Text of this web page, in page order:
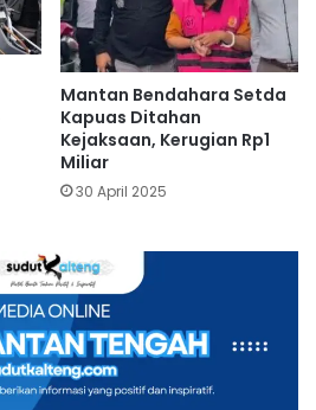
Mantan Bendahara Setda
Kapuas Ditahan
Kejaksaan, Kerugian Rp1
Miliar
30 April 2025